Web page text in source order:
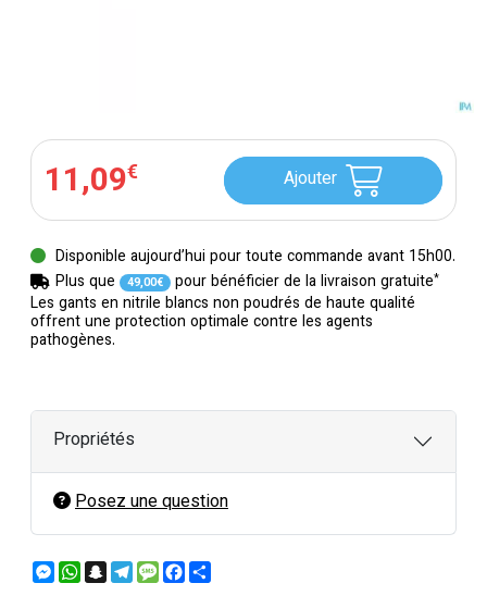
Les gants en nitrile blancs non poudrés de haute qualité
offrent une protection optimale contre les agents
pathogènes.
11,09€ Ajouter
Disponible aujourd’hui pour toute commande avant 15h00.
Plus que
49,00€ pour bénéficier de la livraison gratuite*
Propriétés
Posez une question
Messenger
WhatsApp
Snapchat
Telegram
MessageFacebook